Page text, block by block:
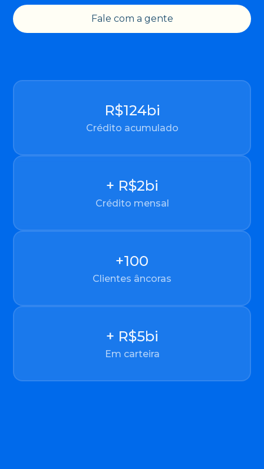
Fale com a gente
R$124bi
Crédito acumulado
+ R$2bi
Crédito mensal
+100
Clientes âncoras
+ R$5bi
Em carteira